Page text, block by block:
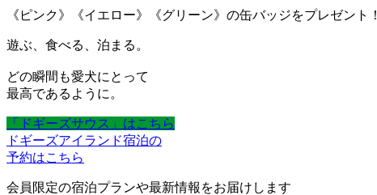
《ピンク》《イエロー》《グリーン》の缶バッジをプレゼント！
遊ぶ、食べる、泊まる。
どの瞬間も愛犬にとって
最高であるように。
「ドギーズサウス」はこちら
ドギーズアイランド宿泊の
予約はこちら
会員限定の宿泊プランや最新情報をお届けします